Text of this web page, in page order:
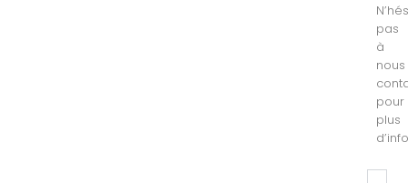
pas
à
nous
pour
plus